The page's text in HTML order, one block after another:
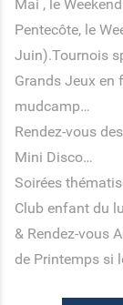
Mai , le
Pentecôte, le
Juin).Tournois
Grands Jeux en
mudcamp…
Rendez-vous
Mini Disco…
Soirées
Club enfant du
& Rendez-vous
de Printemps si